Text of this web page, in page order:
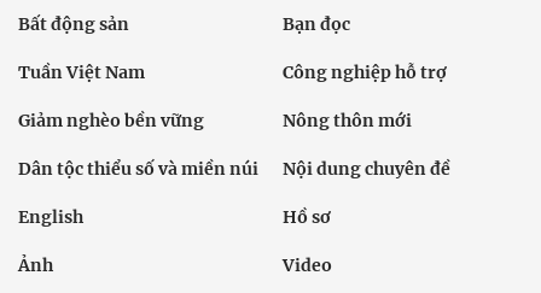
Bất động sản Bạn đọc
Tuần Việt Nam Công nghiệp hỗ trợ
Giảm nghèo bền vững Nông thôn mới
Dân tộc thiểu số và miền núi Nội dung chuyên đề
English Hồ sơ
Ảnh Video